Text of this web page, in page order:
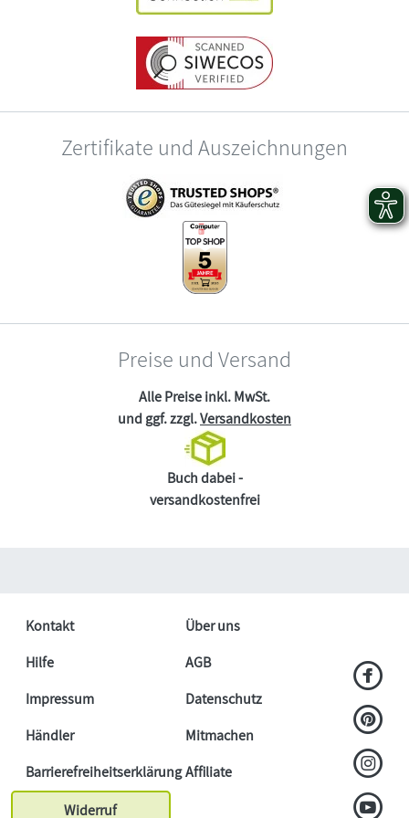
Zertifikate und Auszeichnungen
Preise und Versand
Alle Preise inkl. MwSt.
und ggf. zzgl.Versandkosten
Buch dabei -
versandkostenfrei
Kontakt
Über uns
Hilfe
AGB
Impressum
Datenschutz
Händler
Mitmachen
BarrierefreiheitserklärungAffiliate
Widerruf